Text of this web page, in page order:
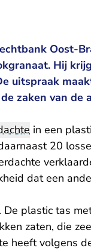
Oost-
Hij
uitspraak
zaken van de
in een
20
dat een
plastic tas
zaten, die
heeft volgens